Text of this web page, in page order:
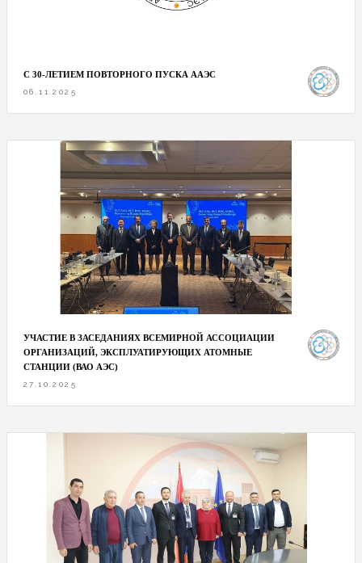
С 30-ЛЕТИЕМ ПОВТОРНОГО ПУСКА ААЭС
06.11.2025
УЧАСТИЕ В ЗАСЕДАНИЯХ ВСЕМИРНОЙ АССОЦИАЦИИ
ОРГАНИЗАЦИЙ, ЭКСПЛУАТИРУЮЩИХ АТОМНЫЕ
СТАНЦИИ (ВАО АЭС)
27.10.2025